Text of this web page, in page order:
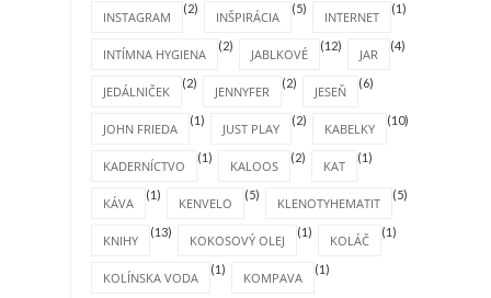
INSTAGRAM
(2)
INŠPIRÁCIA
(5)
INTERNET
(1)
INTÍMNA HYGIENA
(2)
JABLKOVÉ
(12)
JAR
(4)
JEDÁLNIČEK
(2)
JENNYFER
(2)
JESEŇ
(6)
JOHN FRIEDA
(1)
JUST PLAY
(2)
KABELKY
(10)
KADERNÍCTVO
(1)
KALOOS
(2)
KAT
(1)
KÁVA
(1)
KENVELO
(5)
KLENOTYHEMATIT
(5)
KNIHY
(13)
KOKOSOVÝ OLEJ
(1)
KOLÁČ
(1)
KOLÍNSKA VODA
(1)
KOMPAVA
(1)